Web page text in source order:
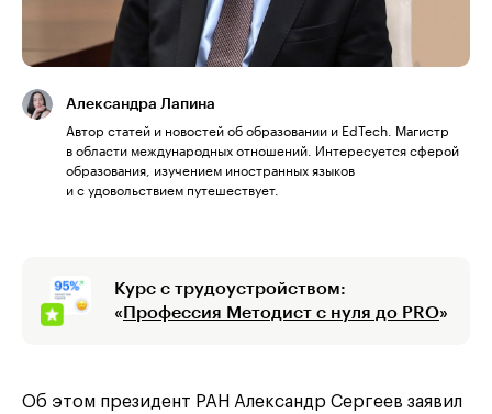
Александра Лапина
Автор статей и новостей об образовании и EdTech. Магистр
в области международных отношений. Интересуется сферой
образования, изучением иностранных языков
и с удовольствием путешествует.
Курс с трудоустройством:
« Профессия Методист с нуля до PRO»
Об этом президент РАН Александр Сергеев заявил